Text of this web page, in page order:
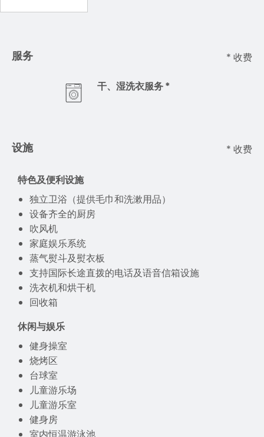
服务 * 收费
干、湿洗衣服务 *
设施 * 收费
特色及便利设施
独立卫浴（提供毛巾和洗漱用品）
设备齐全的厨房
吹风机
家庭娱乐系统
蒸气熨斗及熨衣板
支持国际长途直拨的电话及语音信箱设施
洗衣机和烘干机
回收箱
休闲与娱乐
健身操室
烧烤区
台球室
儿童游乐场
儿童游乐室
健身房
室内恒温游泳池